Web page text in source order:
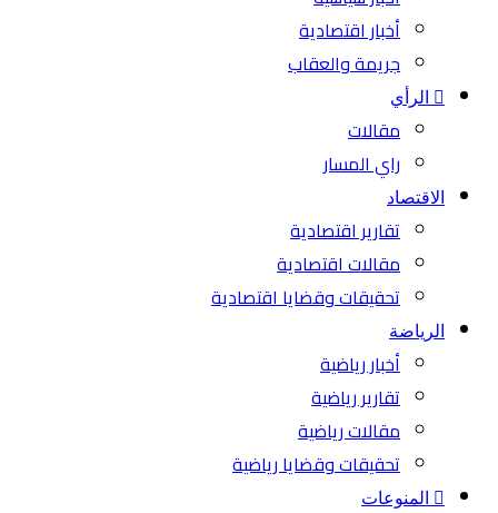
أخبار اقتصادية
جريمة والعقاب
الرأي
مقالات
راي المسار
الاقتصاد
تقارير اقتصادية
مقالات اقتصادية
تحقيقات وقضايا اقتصادية
الرياضة
أخبار رياضية
تقارير رياضية
مقالات رياضية
تحقيقات وقضايا رياضية
المنوعات